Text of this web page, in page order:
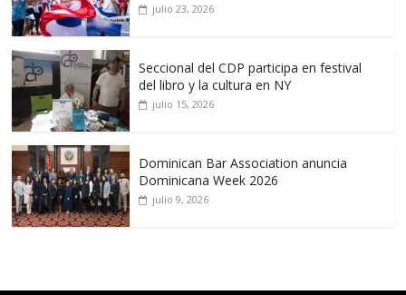
julio 23, 2026
Seccional del CDP participa en festival
del libro y la cultura en NY
julio 15, 2026
Dominican Bar Association anuncia
Dominicana Week 2026
julio 9, 2026